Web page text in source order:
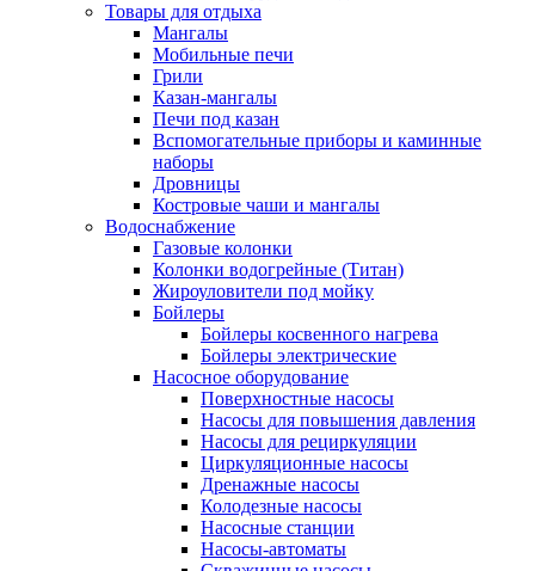
Товары для отдыха
Мангалы
Мобильные печи
Грили
Казан-мангалы
Печи под казан
Вспомогательные приборы и каминные
наборы
Дровницы
Костровые чаши и мангалы
Водоснабжение
Газовые колонки
Колонки водогрейные (Титан)
Жироуловители под мойку
Бойлеры
Бойлеры косвенного нагрева
Бойлеры электрические
Насосное оборудование
Поверхностные насосы
Насосы для повышения давления
Насосы для рециркуляции
Циркуляционные насосы
Дренажные насосы
Колодезные насосы
Насосные станции
Насосы-автоматы